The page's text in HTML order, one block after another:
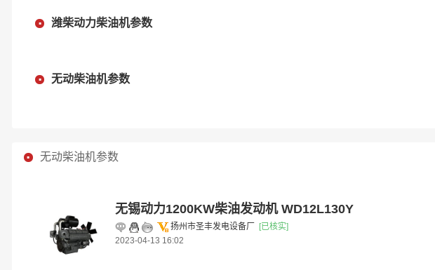
潍柴动力柴油机参数
无动柴油机参数
无动柴油机参数
无锡动力1200KW柴油发动机 WD12L130Y
扬州市圣丰发电设备厂
[已核实]
2023-04-13 16:02